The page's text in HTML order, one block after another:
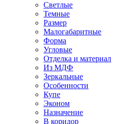
Светлые
Темные
Размер
Малогабаритные
Форма
Угловые
Отделка и материал
Из МДФ
Зеркальные
Особенности
Купе
Эконом
Назначение
В коридор